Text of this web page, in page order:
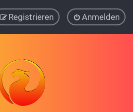
Anmelden
Registrieren